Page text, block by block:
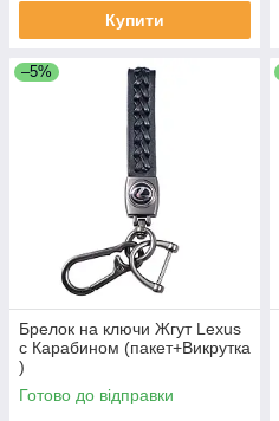
Купити
–5%
Брелок на ключи Жгут Lexus
с Карабином (пакет+Викрутка
)
Готово до відправки